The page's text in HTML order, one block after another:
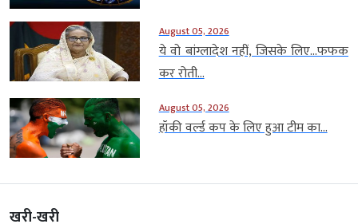
August 05, 2026
ये वो बांग्लादेश नहीं, जिसके लिए…फफक
कर रोती...
August 05, 2026
हॉकी वर्ल्ड कप के लिए हुआ टीम का...
खरी-खरी